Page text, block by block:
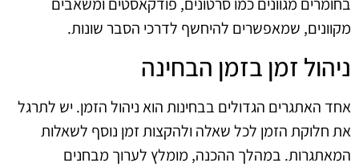
מקוונים, שמאפשרים להיחשף לדרכי הסבר שונות.
ניהול זמן בזמן הבחינה
אחד האתגרים הגדולים בבחינות הוא ניהול הזמן. יש לתרגל
את חלוקת הזמן לכל שאלה ולהקצות זמן נוסף לשאלות
המאתגרות. במהלך ההכנה, מומלץ לערוך מבחנים